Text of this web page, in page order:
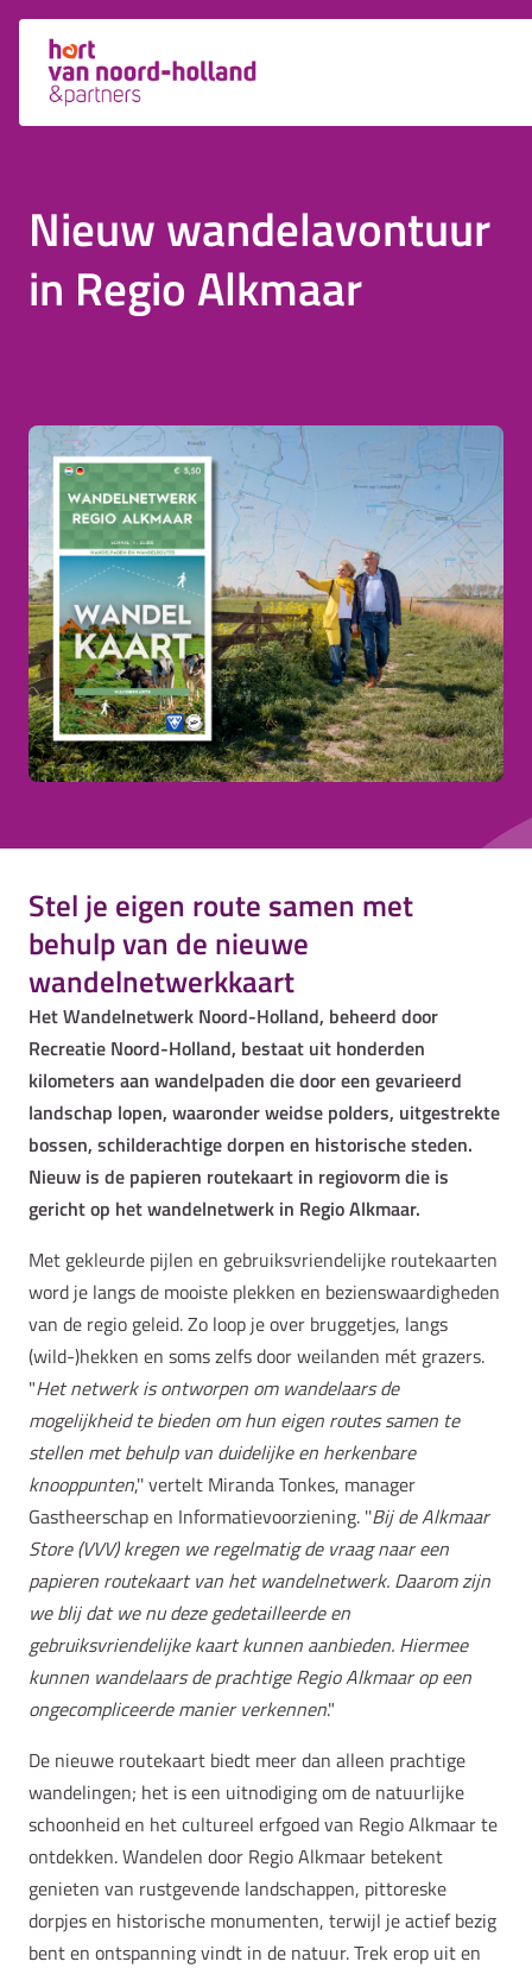
Nieuw wandelavontuur
in Regio Alkmaar
Stel je eigen route samen met
behulp van de nieuwe
wandelnetwerkkaart
Het Wandelnetwerk Noord-Holland, beheerd door
Recreatie Noord-Holland, bestaat uit honderden
kilometers aan wandelpaden die door een gevarieerd
landschap lopen, waaronder weidse polders, uitgestrekte
bossen, schilderachtige dorpen en historische steden.
Nieuw is de papieren routekaart in regiovorm die is
gericht op het wandelnetwerk in Regio Alkmaar.
Met gekleurde pijlen en gebruiksvriendelijke routekaarten
word je langs de mooiste plekken en bezienswaardigheden
van de regio geleid. Zo loop je over bruggetjes, langs
(wild-)hekken en soms zelfs door weilanden mét grazers.
"Het netwerk is ontworpen om wandelaars de
mogelijkheid te bieden om hun eigen routes samen te
stellen met behulp van duidelijke en herkenbare
knooppunten,'' vertelt Miranda Tonkes, manager
Gastheerschap en Informatievoorziening. ''Bij de Alkmaar
Store (VVV) kregen we regelmatig de vraag naar een
papieren routekaart van het wandelnetwerk. Daarom zijn
we blij dat we nu deze gedetailleerde en
gebruiksvriendelijke kaart kunnen aanbieden. Hiermee
kunnen wandelaars de prachtige Regio Alkmaar op een
ongecompliceerde manier verkennen."
De nieuwe routekaart biedt meer dan alleen prachtige
wandelingen; het is een uitnodiging om de natuurlijke
schoonheid en het cultureel erfgoed van Regio Alkmaar te
ontdekken. Wandelen door Regio Alkmaar betekent
genieten van rustgevende landschappen, pittoreske
dorpjes en historische monumenten, terwijl je actief bezig
bent en ontspanning vindt in de natuur. Trek erop uit en